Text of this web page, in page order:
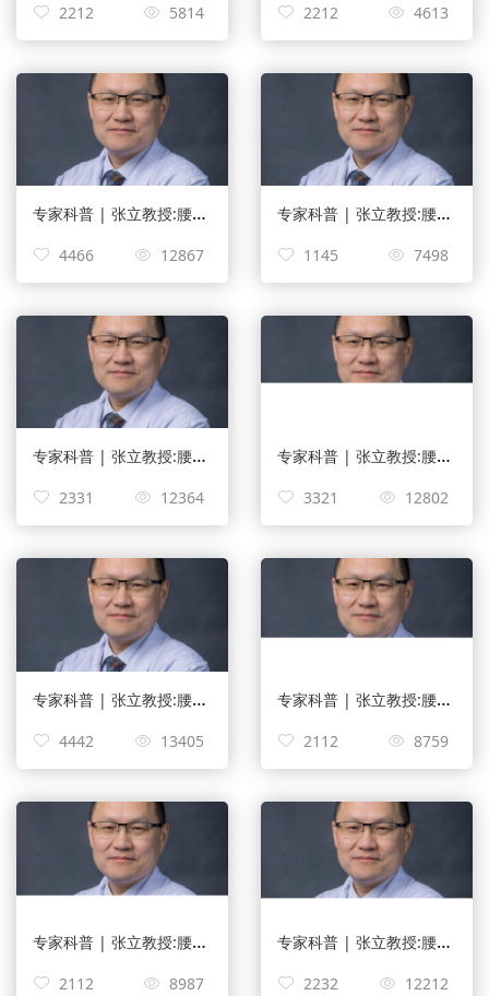
2212 5814 2212 4613
专家科普 | 张立教授:腰椎间盘突出康复锻炼
4466 12867
专家科普 | 张立教授:腰椎间盘突出自我疗法
1145 7498
专家科普 | 张立教授:腰椎间盘膨出怎样治疗？
2331 12364
专家科普 | 张立教授:腰椎滑脱压迫神经如何治疗？
3321 12802
专家科普 | 张立教授:腰椎滑脱手术成功率是多少！
4442 13405
专家科普 | 张立教授:腰椎关节狭窄吃啥药？
2112 8759
专家科普 | 张立教授:腰椎关节狭窄吃啥药？
2112 8987
专家科普 | 张立教授:腰颈椎疼痛是什么原因？
2232 12212